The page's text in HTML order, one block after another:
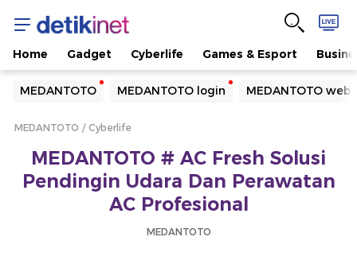
Home Gadget Cyberlife Games & Esport
MEDANTOTO MEDANTOTO login MEDANTOTO
Yang sedang ramai dicari
Loading...
Loading...
MEDANTOTO Cyberlife
MEDANTOTO # AC Fresh Solusi
Pendingin Udara Dan Perawatan
AC Profesional
MEDANTOTO